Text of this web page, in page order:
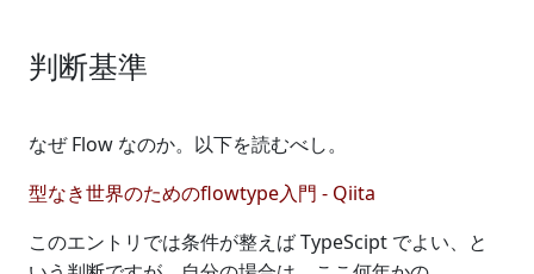
判断基準
なぜ Flow なのか。以下を読むべし。
型なき世界のためのflowtype入門 - Qiita
このエントリでは条件が整えば TypeScipt でよい、と